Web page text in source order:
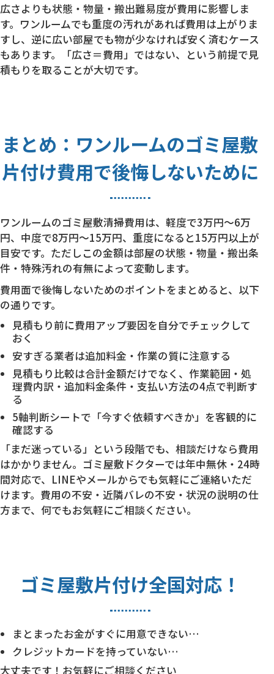
広さよりも状態・物量・搬出難易度が費用に影響しま
す。ワンルームでも重度の汚れがあれば費用は上がりま
すし、逆に広い部屋でも物が少なければ安く済むケース
もあります。「広さ＝費用」ではない、という前提で見
積もりを取ることが大切です。
まとめ：ワンルームのゴミ屋敷
片付け費用で後悔しないために
ワンルームのゴミ屋敷清掃費用は、軽度で3万円〜6万
円、中度で8万円〜15万円、重度になると15万円以上が
目安です。ただしこの金額は部屋の状態・物量・搬出条
件・特殊汚れの有無によって変動します。
費用面で後悔しないためのポイントをまとめると、以下
の通りです。
見積もり前に費用アップ要因を自分でチェックして
おく
安すぎる業者は追加料金・作業の質に注意する
見積もり比較は合計金額だけでなく、作業範囲・処
理費内訳・追加料金条件・支払い方法の4点で判断す
る
5軸判断シートで「今すぐ依頼すべきか」を客観的に
確認する
「まだ迷っている」という段階でも、相談だけなら費用
はかかりません。ゴミ屋敷ドクターでは年中無休・24時
間対応で、LINEやメールからでも気軽にご連絡いただ
けます。費用の不安・近隣バレの不安・状況の説明の仕
方まで、何でもお気軽にご相談ください。
ゴミ屋敷片付け全国対応！
まとまったお金がすぐに用意できない…
クレジットカードを持っていない…
大丈夫です！お気軽にご相談ください